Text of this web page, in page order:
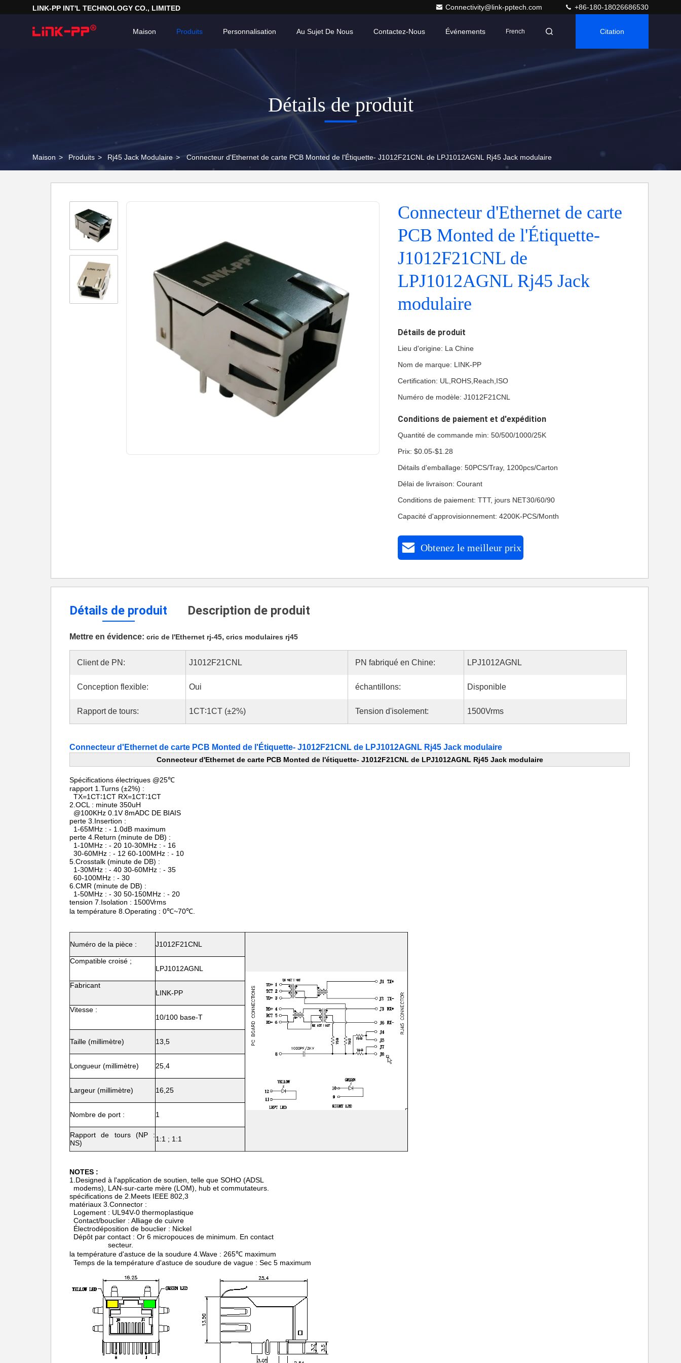
LINK-PP INT'L TECHNOLOGY CO., LIMITED Connectivity@link-pptech.com +86-180-18026686530
Maison Produits Au Sujet De Nous Contactez-Nous Événements
Personnalisation French Citation
Détails de produit
Maison > Produits > Rj45 Jack Modulaire > Connecteur d'Ethernet de carte PCB Monted de l'Étiquette- J1012F21CNL de LPJ1012AGNL Rj45 Jack modulaire
Connecteur d'Ethernet de carte
PCB Monted de l'Étiquette-
J1012F21CNL de
LPJ1012AGNL Rj45 Jack
modulaire
Détails de produit
Lieu d'origine: La Chine
Nom de marque: LINK-PP
Certification: UL,ROHS,Reach,ISO
Numéro de modèle: J1012F21CNL
Conditions de paiement et d'expédition
Quantité de commande min: 50/500/1000/25K
Prix: $0.05-$1.28
Détails d'emballage: 50PCS/Tray, 1200pcs/Carton
Délai de livraison: Courant
Conditions de paiement: TTT, jours NET30/60/90
Capacité d'approvisionnement: 4200K-PCS/Month
Obtenez le meilleur prix
Détails de produit Description de produit
Mettre en évidence: cric de l'Ethernet rj-45, crics modulaires rj45
Client de PN: J1012F21CNL PN fabriqué en Chine: LPJ1012AGNL
Conception flexible: Oui échantillons: Disponible
Rapport de tours: 1CT∶1CT (±2%) Tension d'isolement: 1500Vrms
Connecteur d'Ethernet de carte PCB Monted de l'Étiquette- J1012F21CNL de LPJ1012AGNL Rj45 Jack modulaire
Connecteur d'Ethernet de carte PCB Monted de l'étiquette- J1012F21CNL de LPJ1012AGNL Rj45 Jack modulaire
Spécifications électriques @25℃
rapport 1.Turns (±2%) :
TX=1CT∶1CT RX=1CT∶1CT
2.OCL : minute 350uH
@100KHz 0.1V 8mADC DE BIAIS
perte 3.Insertion :
1-65MHz : - 1.0dB maximum
perte 4.Return (minute de DB) :
1-10MHz : - 20 10-30MHz : - 16
30-60MHz : - 12 60-100MHz : - 10
5.Crosstalk (minute de DB) :
1-30MHz : - 40 30-60MHz : - 35
60-100MHz : - 30
6.CMR (minute de DB) :
1-50MHz : - 30 50-150MHz : - 20
tension 7.Isolation : 1500Vrms
la température 8.Operating : 0℃~70℃.
Numéro de la pièce : J1012F21CNL
Compatible croisé ;
LPJ1012AGNL
Fabricant
LINK-PP
Vitesse :
10/100 base-T
Taille (millimètre) 13,5
Longueur (millimètre) 25,4
Largeur (millimètre) 16,25
Nombre de port : 1
Rapport de tours (NP :
NS)
1:1 ; 1:1
NOTES :
1.Designed à l'application de soutien, telle que SOHO (ADSL
modems), LAN-sur-carte mère (LOM), hub et commutateurs.
spécifications de 2.Meets IEEE 802,3
matériaux 3.Connector :
Logement : UL94V-0 thermoplastique
Contact/bouclier : Alliage de cuivre
Électrodéposition de bouclier : Nickel
Dépôt par contact : Or 6 micropouces de minimum. En contact
secteur.
la température d'astuce de la soudure 4.Wave : 265℃ maximum
Temps de la température d'astuce de soudure de vague : Sec 5 maximum